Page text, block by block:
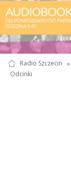
Radio Szczecin »
Odcinki